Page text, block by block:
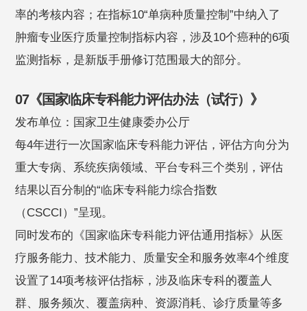
率的考核内容；在指标10“单病种质量控制”中纳入了
肿瘤专业医疗质量控制指标内容，涉及10个癌种的6项
监测指标，是新版手册修订范围最大的部分。
07《国家临床专科能力评估办法（试行）》
发布单位：国家卫生健康委办公厅
每4年进行一次国家临床专科能力评估，评估方向分为
重大专病、系统疾病领域、平台专科三个类别，评估
结果以百分制的“临床专科能力综合指数
（CSCCI）”呈现。
同时发布的《国家临床专科能力评估通用指标》从医
疗服务能力、技术能力、质量安全和服务效率4个维度
设置了14项考核评估指标，涉及临床专科的覆盖人
群、服务频次、覆盖病种、资源消耗、诊疗质量等多